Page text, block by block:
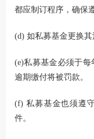
都应制订程序，确保
(d) 如私募基金更换
(e)私募基金必须于每
逾期缴付将被罚款。
(f) 私募基金也须遵
件。